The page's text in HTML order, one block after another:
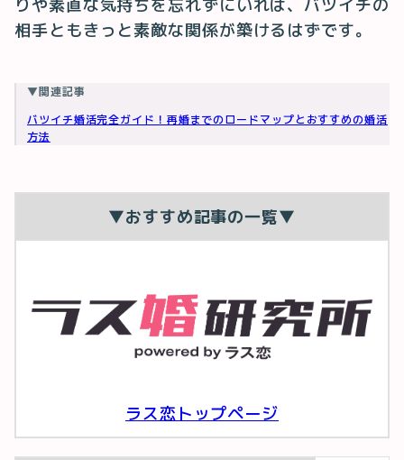
りや素直な気持ちを忘れずにいれば、バツイチの
相手ともきっと素敵な関係が築けるはずです。
▼関連記事
バツイチ婚活完全ガイド！再婚までのロードマップとおすすめの婚活
方法
▼おすすめ記事の一覧▼
ラス恋トップページ